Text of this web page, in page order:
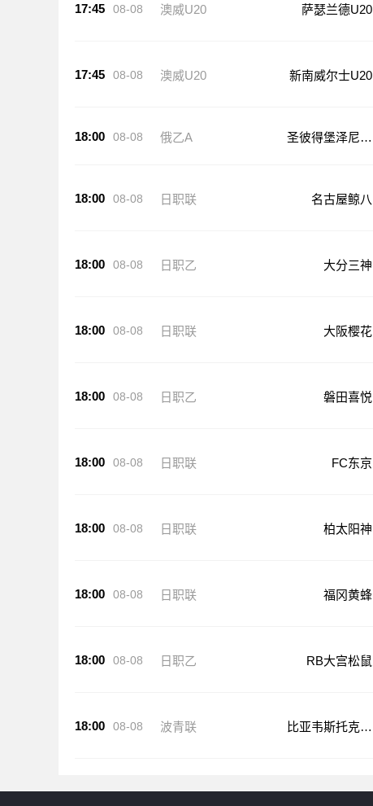
17:45 08-08 澳威U20 萨瑟兰德U20
17:45 08-08 澳威U20 新南威尔士U20
18:00 08-08 俄乙A
圣彼得堡泽尼特
18:00 08-08 日职联 名古屋鲸八
18:00 08-08 日职乙 大分三神
18:00 08-08 日职联 大阪樱花
18:00 08-08 日职乙 磐田喜悦
18:00 08-08 日职联 FC东京
18:00 08-08 日职联 柏太阳神
日职联 福冈黄蜂
日职乙 RB大宫松鼠
波青联
比亚韦斯托克雅
盖隆青年队